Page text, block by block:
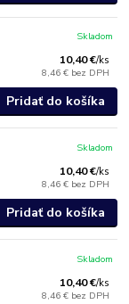
10,40 €/ks
8,46 € bez DPH
Skladom
Pridať do košíka
10,40 €/ks
8,46 € bez DPH
Skladom
Pridať do košíka
10,40 €/ks
8,46 € bez DPH
Skladom